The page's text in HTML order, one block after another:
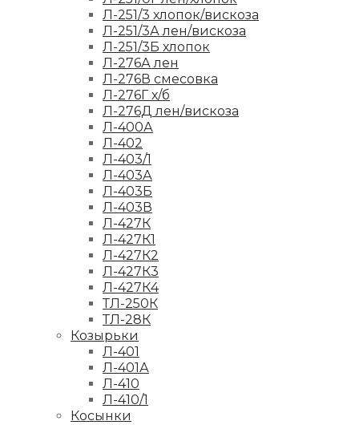
Л-251/3 хлопок/вискоза
Л-251/3А лен/вискоза
Л-251/3Б хлопок
Л-276А лен
Л-276В смесовка
Л-276Г х/б
Л-276Д лен/вискоза
Л-400А
Л-402
Л-403/1
Л-403А
Л-403Б
Л-403В
Л-427К
Л-427К1
Л-427К2
Л-427К3
Л-427К4
ТЛ-250К
ТЛ-28К
Козырьки
Л-401
Л-401А
Л-410
Л-410/1
Косынки